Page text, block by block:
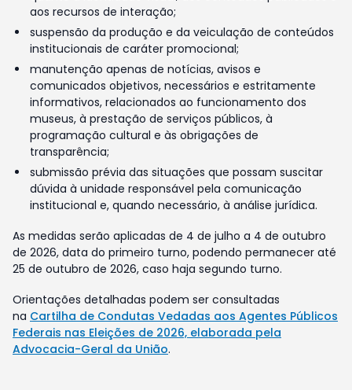
aos recursos de interação;
suspensão da produção e da veiculação de conteúdos
institucionais de caráter promocional;
manutenção apenas de notícias, avisos e
comunicados objetivos, necessários e estritamente
informativos, relacionados ao funcionamento dos
museus, à prestação de serviços públicos, à
programação cultural e às obrigações de
transparência;
submissão prévia das situações que possam suscitar
dúvida à unidade responsável pela comunicação
institucional e, quando necessário, à análise jurídica.
As medidas serão aplicadas de 4 de julho a 4 de outubro
de 2026, data do primeiro turno, podendo permanecer até
25 de outubro de 2026, caso haja segundo turno.
Orientações detalhadas podem ser consultadas
na Cartilha de Condutas Vedadas aos Agentes Públicos
Federais nas Eleições de 2026, elaborada pela
Advocacia-Geral da União.